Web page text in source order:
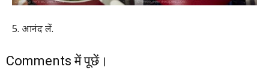
5. आनंद लें.
Comments में पूछें।